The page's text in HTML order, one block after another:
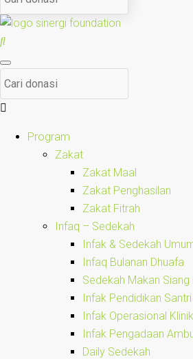
Program
Zakat
Zakat Maal
Zakat Penghasilan
Zakat Fitrah
Infaq – Sedekah
Infak & Sedekah
Infaq Bulanan Dhuafa
Sedekah Makan
Infak Pendidikan
Infak Operasional
Infak Pengadaan
Daily Sedekah